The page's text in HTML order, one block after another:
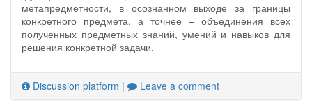
метапредметности, в осознанном выходе за границы
конкретного предмета, а точнее – объединения всех
полученных предметных знаний, умений и навыков для
решения конкретной задачи.
Discussion platform | Leave a comment